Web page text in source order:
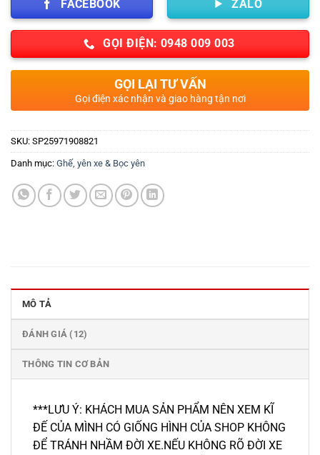
FACEBOOK ZALO
GỌI ĐIỆN: 0948 009 003
GỌI LẠI TƯ VẤN
Gọi điện xác nhận và giao hàng tận nơi
SKU: SP25971908821
Danh mục: Ghế, yên xe & Bọc yên
MÔ TẢ
ĐÁNH GIÁ (12)
THÔNG TIN CƠ BẢN
***LƯU Ý: KHÁCH MUA SẢN PHẨM NÊN XEM KĨ
ĐẾ CỦA MÌNH CÓ GIỐNG HÌNH CỦA SHOP KHÔNG
ĐỂ TRÁNH NHẦM ĐỜI XE.NẾU KHÔNG RÕ ĐỜI XE